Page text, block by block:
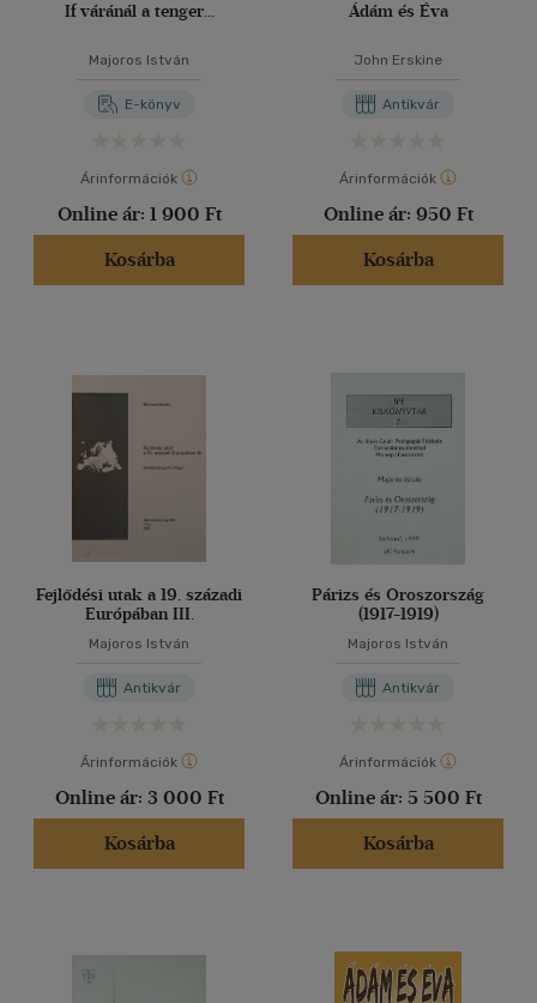
If váránál a tenger...
Majoros István
E-könyv
Árinformációk
Online ár: 1 900 Ft
Kosárba
Ádám és Éva
John Erskine
Antikvár
Árinformációk
Online ár: 950 Ft
Kosárba
Fejlődési utak a 19. századi
Európában III.
Majoros István
Antikvár
Árinformációk
Online ár: 3 000 Ft
Kosárba
Párizs és Oroszország
(1917-1919)
Majoros István
Antikvár
Árinformációk
Online ár: 5 500 Ft
Kosárba